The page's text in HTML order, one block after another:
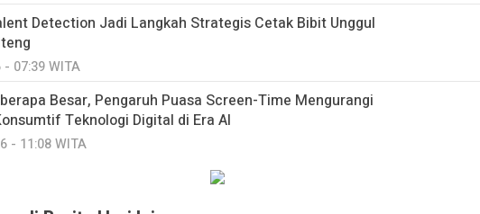
Detection Jadi Langkah Strategis Cetak Bibit Unggul
07:39 WITA
Besar, Pengaruh Puasa Screen-Time Mengurangi
Teknologi Digital di Era AI
- 11:08 WITA